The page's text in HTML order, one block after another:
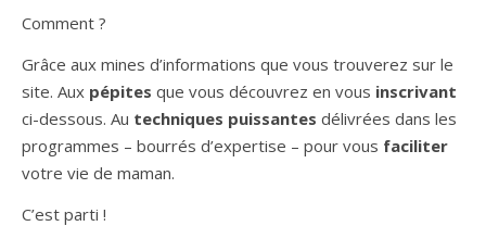
Comment ?
Grâce aux mines d’informations que vous trouverez sur le
site. Aux pépites que vous découvrez en vous inscrivant
ci-dessous. Au techniques puissantes délivrées dans les
programmes – bourrés d’expertise – pour vous faciliter
votre vie de maman.
C’est parti !